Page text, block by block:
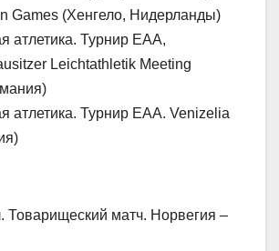
Games (Хенгело, Нидерланды)
атлетика. Турнир ЕАА,
Leichtathletik Meeting
атлетика. Турнир ЕАА. Venizelia
Товарищеский матч. Норвегия –